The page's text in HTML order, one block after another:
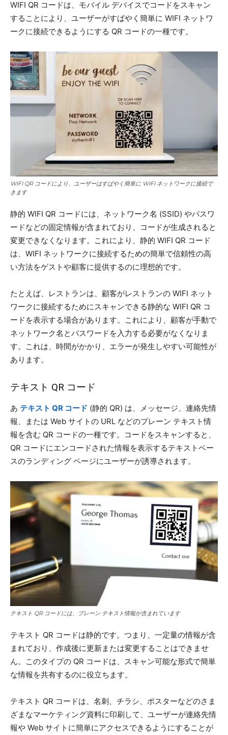
WIFI QR コードは、モバイル デバイスでコードをスキャン
することにより、ユーザーがすばやく簡単に WIFI ネットワ
ークに接続できるようにする QR コードの一種です。
WIFI QR コードにより、ユーザーはすばやく簡単に WIFI ネットワークに接続で
きます
静的 WIFI QR コードには、ネットワーク名 (SSID) やパスワ
ードなどの固定情報が含まれており、コードが生成されると
変更できなくなります。これにより、静的 WIFI QR コード
は、WIFI ネットワークに接続するための簡単で信頼性の高
い方法をゲストや顧客に提供するのに理想的です。
たとえば、レストランは、顧客がレストランの WIFI ネット
ワークに接続するためにスキャンできる静的な WIFI QR コ
ードを表示する場合があります。これにより、顧客が手動で
ネットワーク名とパスワードを入力する必要がなくなりま
す。これは、時間がかかり、エラーが発生しやすい可能性が
あります。
テキスト QR コード
あ テキスト QR コード (静的 QR) は、メッセージ、連絡先情
報、または Web サイトの URL などのプレーン テキスト情
報を含む QR コードの一種です。コードをスキャンすると、
QR コードにエンコードされた情報を表示するテキストベー
スのランディング ページにユーザーが誘導されます。
テキスト QR コードには、プレーン テキスト情報が含まれています
テキスト QR コードは静的です。つまり、一定量の情報が含
まれており、作成後に更新または変更することはできませ
ん。このタイプの QR コードは、スキャン可能な形式で簡単
な情報を共有するのに役立ちます。
テキスト QR コードは、名刺、チラシ、ポスターなどのさま
ざまなマーケティング資料に印刷して、ユーザーが連絡先情
報や Web サイトに簡単にアクセスできるようにすることが